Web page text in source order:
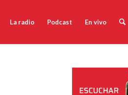
La radio Podcast En vivo